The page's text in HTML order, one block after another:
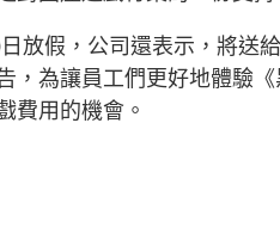
放假，公司還表示，將送
，為讓員工們更好地體驗
費用的機會。